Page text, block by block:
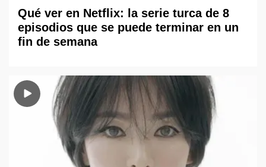
Qué ver en Netflix: la serie turca de 8
episodios que se puede terminar en un
fin de semana